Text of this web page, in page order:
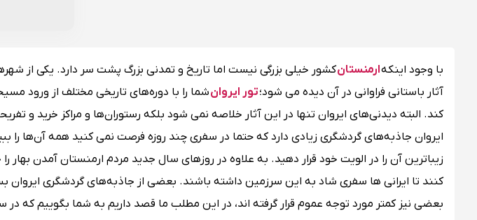
با وجود اینکهارمنستانکشور خیلی بزرگی نیست اما تاریخ و تمدنی بزرگ پشت سر دارد. یکی از
آثار باستانی فراوانی در آن دیده می شود؛تور ایروانشما را با دوره‌های تاریخی مختلف از ورود
کند. البته دیدنی‌های ایروان تنها در این آثار خلاصه نمی شود بلکه رستوران‌ها و مراکز خرید و
ایروان جاذبه‌های گردشگری زیادی دارد که حتما در سفری چند روزه فرصت نمی کنید همه آن‌ها را
زیباترین آن را در الویت خود قرار دهید. به علاوه در روزهای سال جدید مردم ارمنستان آمدن
کنند تا ایرانی ها سفری شاد به این سرزمین داشته باشند. بعضی از جاذبه‌های گردشگری
بعضی نیز کمتر مورد توجه عموم قرار گرفته اند، در این مطلب ما قصد داریم به شما بگوییم که